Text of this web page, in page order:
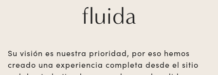
fluida
Su visión es nuestra prioridad, por eso hemos
creado una experiencia completa desde el sitio